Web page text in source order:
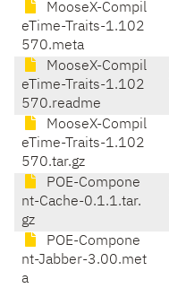
MooseX-Compil
eTime-Traits-1.102
570.meta
MooseX-Compil
eTime-Traits-1.102
570.readme
MooseX-Compil
eTime-Traits-1.102
570.tar.gz
POE-Compone
nt-Cache-0.1.1.tar.
gz
POE-Compone
nt-Jabber-3.00.met
a